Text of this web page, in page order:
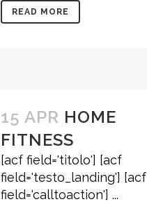
READ MORE
15 APR HOME
FITNESS
[acf field='titolo'] [acf
field='testo_landing'] [acf
field='calltoaction'] ...